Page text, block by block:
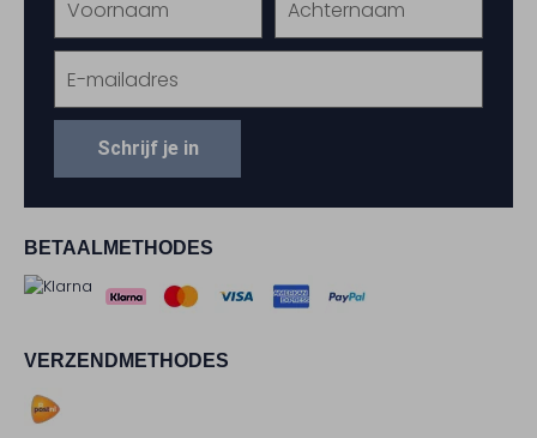
BETAALMETHODES
VERZENDMETHODES
Schrijf je in